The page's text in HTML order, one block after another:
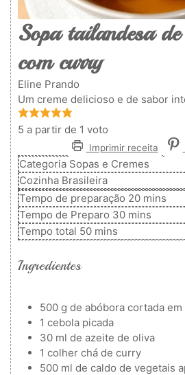
Sopa tailandesa
com curry
Eline Prando
Um creme delicioso e de sabor
5 a partir de 1 voto
Imprimir receita
Categoria Sopas e Cremes
Cozinha Brasileira
Tempo de preparação 20minutos
mins
Tempo de Preparo 30minutos
mins
Tempo total 50minutos
mins
Ingredientes
500 g de abóbora cortada em
1 cebola picada
30 ml de azeite de oliva
1 colher chá de curry
500 ml de caldo de vegetais